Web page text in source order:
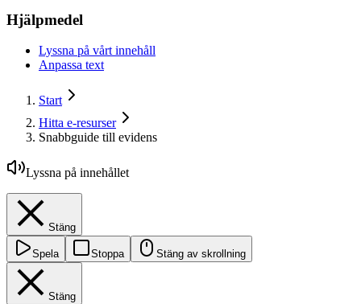
Hjälpmedel
Lyssna på vårt innehåll
Anpassa text
Start
Hitta e-resurser
Snabbguide till evidens
Lyssna på innehållet
Stäng
Spela Stoppa Stäng av skrollning
Stäng